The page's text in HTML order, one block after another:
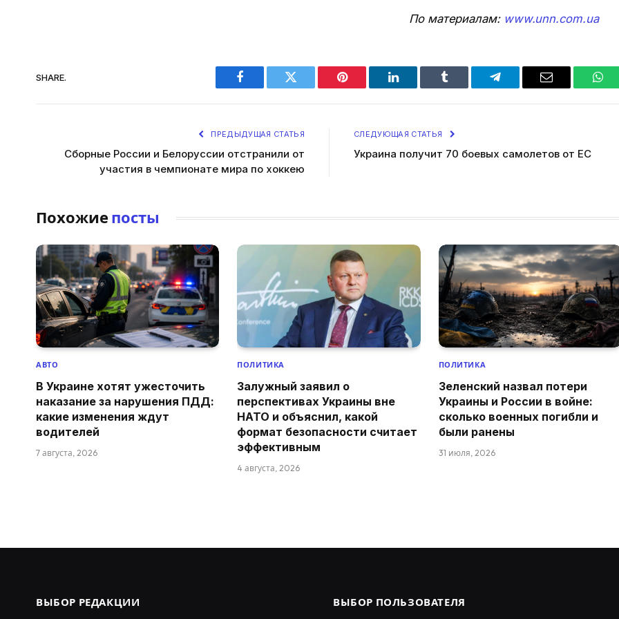
По материалам: www.unn.com.ua
SHARE.
Facebook Twitter Pinterest LinkedIn Tumblr Telegram Email
ПРЕДЫДУЩАЯ СТАТЬЯ
Сборные России и Белоруссии отстранили от
участия в чемпионате мира по хоккею
СЛЕДУЮЩАЯ СТАТЬЯ
Украина получит 70 боевых самолетов от ЕС
Похожие посты
АВТО
В Украине хотят ужесточить
наказание за нарушения ПДД:
какие изменения ждут
водителей
7 августа, 2026
ПОЛИТИКА
Залужный заявил о
перспективах Украины вне
НАТО и объяснил, какой
формат безопасности считает
эффективным
4 августа, 2026
ПОЛИТИКА
Зеленский назвал потери
Украины и России в войне:
сколько военных погибли и
были ранены
31 июля, 2026
ВЫБОР РЕДАКЦИИ ВЫБОР ПОЛЬЗОВАТЕЛЯ